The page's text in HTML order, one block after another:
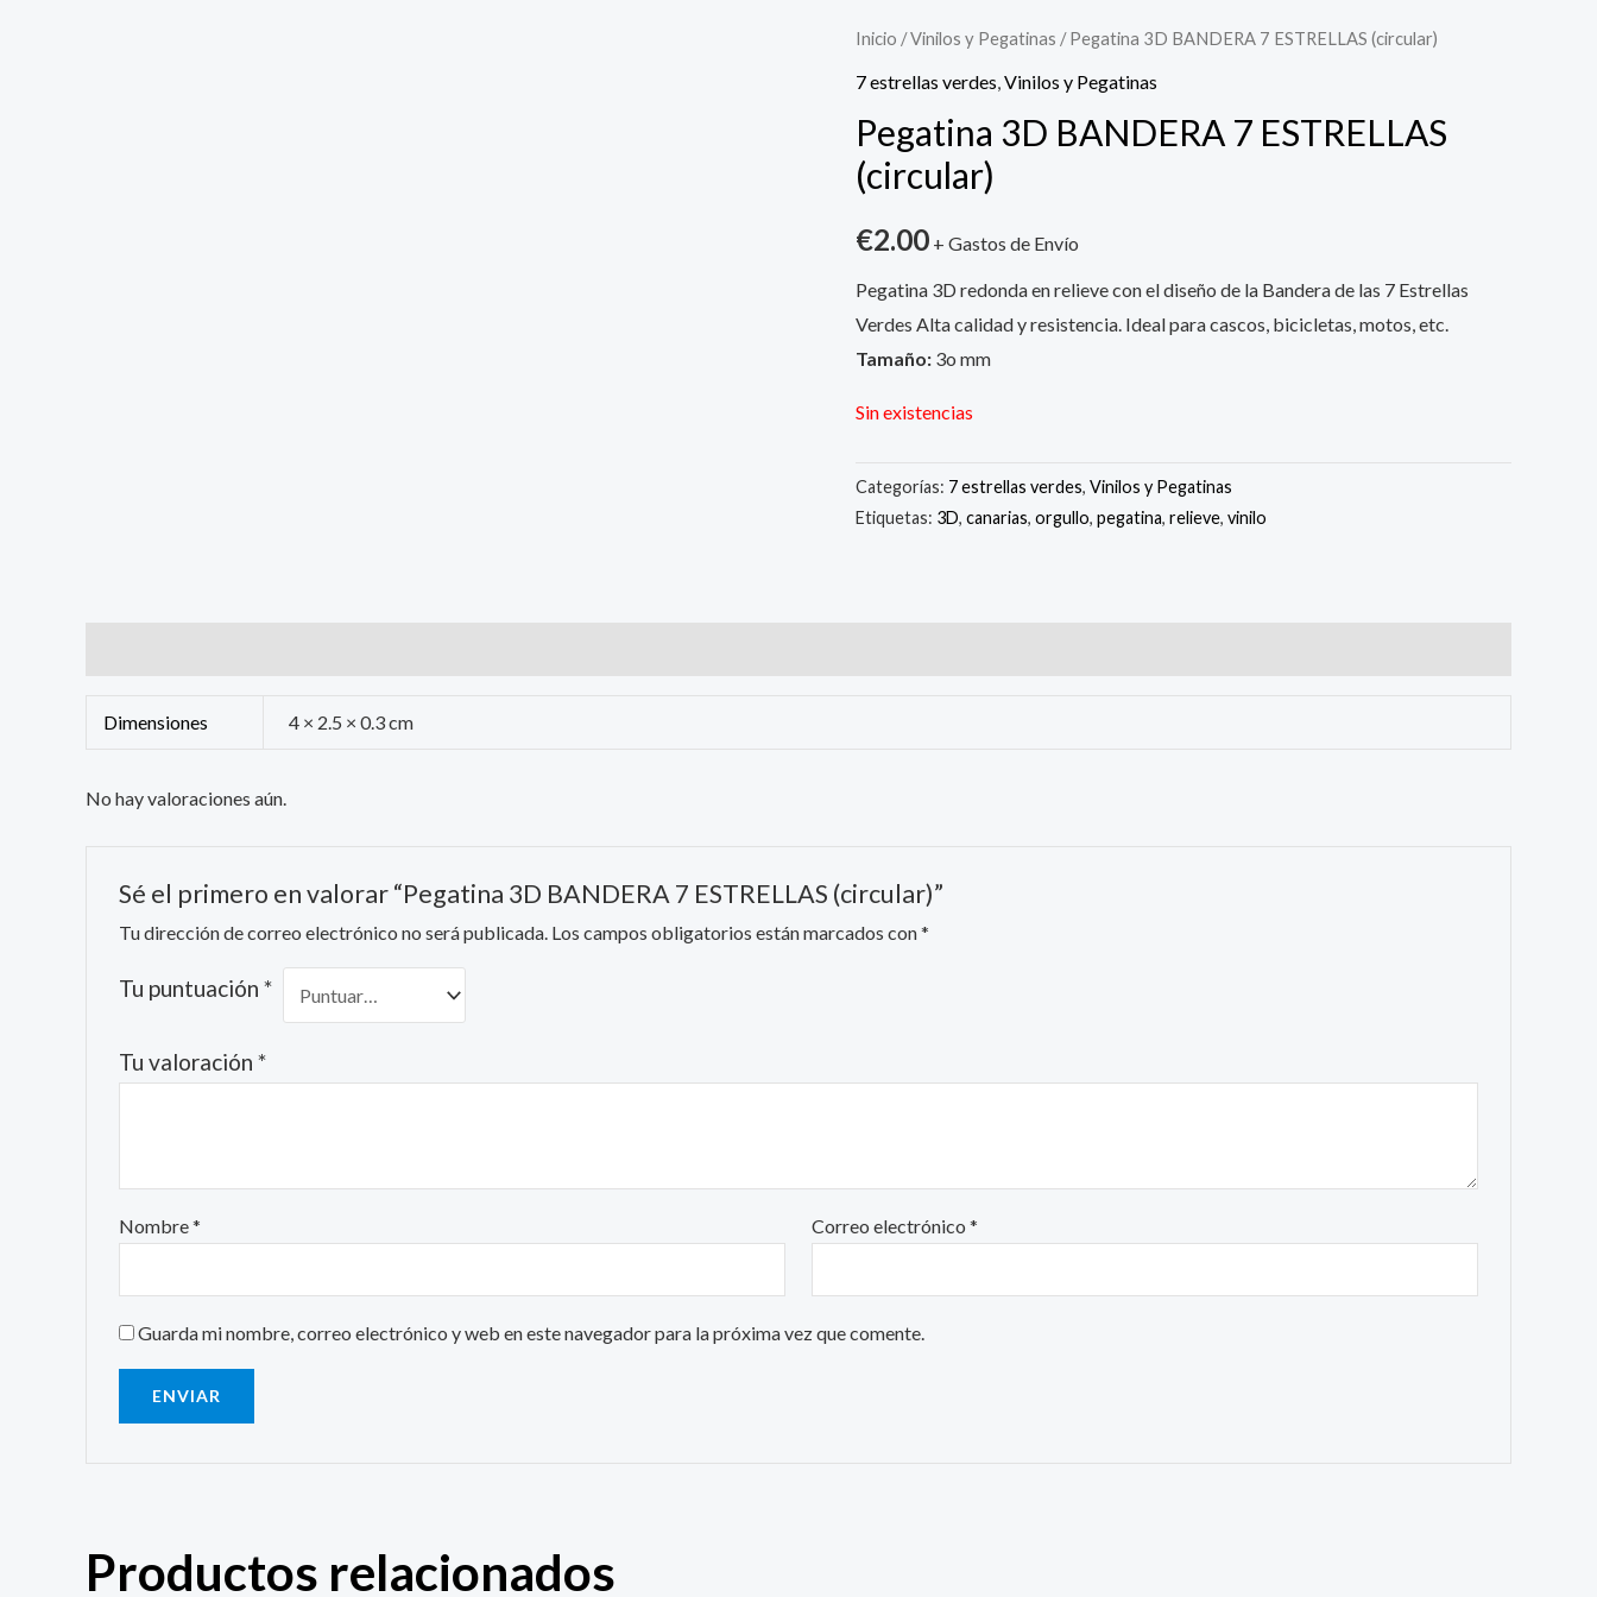
Inicio /Vinilos y Pegatinas / Pegatina 3D BANDERA 7 ESTRELLAS (circular)
7 estrellas verdes Vinilos y Pegatinas
Pegatina 3D BANDERA 7 ESTRELLAS
(circular)
€2.00 + Gastos de Envío
Pegatina 3D redonda en relieve con el diseño de la Bandera de las 7 Estrellas
Verdes Alta calidad y resistencia. Ideal para cascos, bicicletas, motos, etc.
Tamaño: 3o mm
Sin existencias
Categorías: 7 estrellas verdes, Vinilos y Pegatinas
Etiquetas: 3D, canarias, orgullo, pegatina, relieve, vinilo
Dimensiones 4 × 2.5 × 0.3 cm
No hay valoraciones aún.
Sé el primero en valorar “Pegatina 3D BANDERA 7 ESTRELLAS (circular)”
Tu dirección de correo electrónico no será publicada. Los campos obligatorios están marcados con*
Tu puntuación *
Tu valoración *
Nombre* Correo electrónico*
Guarda mi nombre, correo electrónico y web en este navegador para la próxima vez que comente.
Productos relacionados